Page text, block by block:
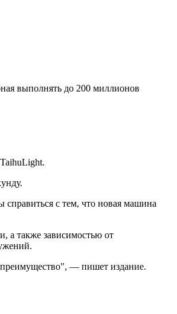
выполнять до 200 миллионов
с тем, что новая машина
а также зависимостью от
— пишет издание.